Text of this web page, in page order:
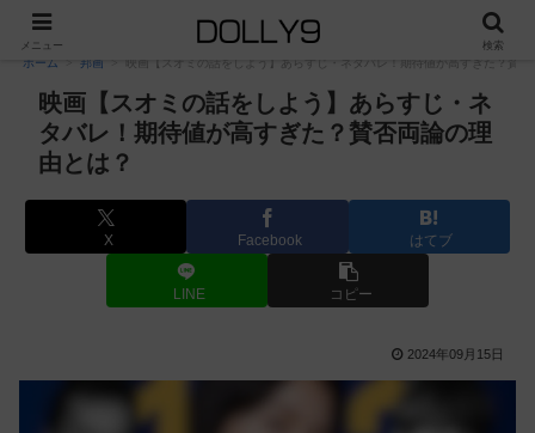
PR
ホーム 邦画 映画【スオミの話をしよう】あらすじ・ネタバレ！期待値が高すぎた？賛
映画【スオミの話をしよう】あらすじ・ネ
タバレ！期待値が高すぎた？賛否両論の理
由とは？
X Facebook はてブ
LINE コピー
2024年09月15日
メニュー 検索